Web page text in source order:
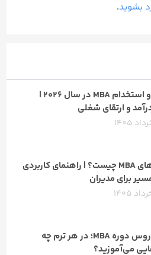
بشوید.
بازار کار و استخدام MBA در سال ۲۰۲۶ |
و ارتقای شغلی
گرایش های MBA چیست؟ | راهنمای کاربردی
برای مدیران
لیست دروس دوره MBA؛ در هر ترم چه
می‌آموزید؟